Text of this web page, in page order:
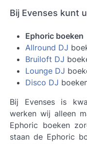
Bij Evenses kunt
Ephoric boeken
Allround DJ
Bruiloft DJ
Lounge DJ
Disco DJ
Bij Evenses is
werken wij alleen
Ephoric boeken
staan de Ephoric